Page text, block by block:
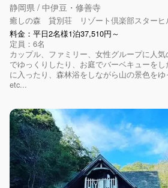
静岡県 / 中伊豆・修善寺
癒しの森 貸別荘 リゾート倶楽部スターヒ
料金：平日2名様1泊37,510円～
定員：6名
カップル、ファミリー、女性グループに人
でゆっくりしたり、お庭でバーベキューを
に入ったり、森林浴をしながら山の景色を
etc...